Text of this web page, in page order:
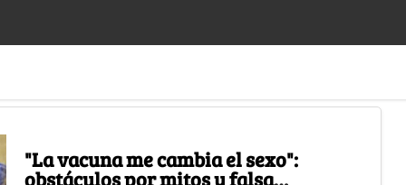
"La vacuna me cambia el sexo":
obstáculos por mitos y falsa